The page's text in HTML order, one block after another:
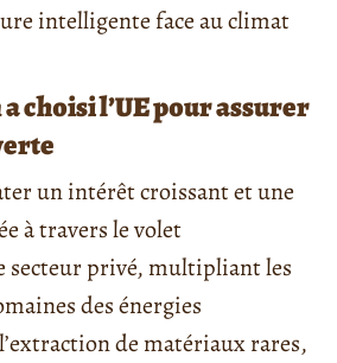
intelligente face au climat
choisi l’UE pour assurer
un intérêt croissant et une
à travers le volet
privé, multipliant les
des énergies
de matériaux rares,